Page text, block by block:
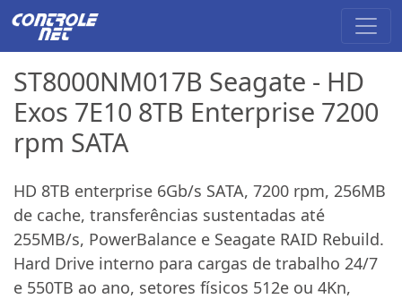
ST8000NM017B Seagate - HD
Exos 7E10 8TB Enterprise 7200
rpm SATA
HD 8TB enterprise 6Gb/s SATA, 7200 rpm, 256MB
de cache, transferências sustentadas até
255MB/s, PowerBalance e Seagate RAID Rebuild.
Hard Drive interno para cargas de trabalho 24/7
e 550TB ao ano, setores físicos 512e ou 4Kn,